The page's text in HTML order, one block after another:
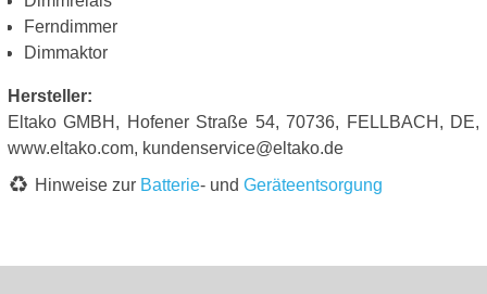
Ferndimmer
Dimmaktor
Hersteller:
Eltako GMBH, Hofener Straße 54, 70736, FELLBACH, DE,
www.eltako.com, kundenservice@eltako.de
Hinweise zur Batterie- und Geräteentsorgung